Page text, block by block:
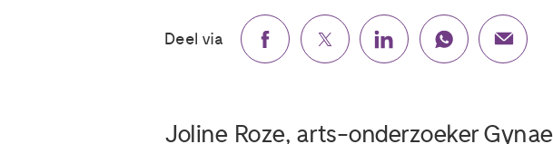
Deel via
Joline Roze, arts-onderzoeker